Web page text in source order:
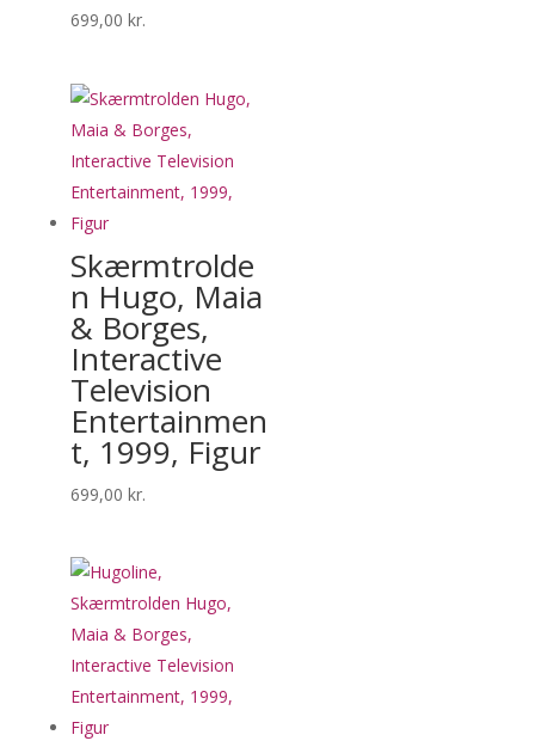
699,00 kr.
Skærmtrolde
n Hugo, Maia
& Borges,
Interactive
Television
Entertainmen
t, 1999, Figur
699,00 kr.